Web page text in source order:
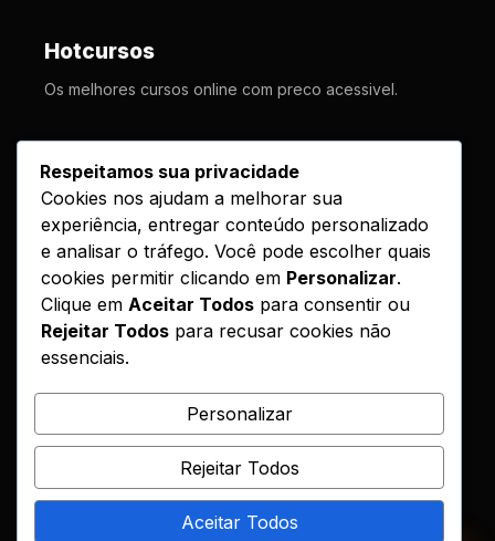
Hotcursos
Os melhores cursos online com preco acessivel.
Cursos
Como Funciona
Contato
Politica de Entrega
LEGAL
DMCA
Encontrou seu curso?
Respeitamos sua privacidade
Cookies nos ajudam a melhorar sua
experiência, entregar conteúdo personalizado
e analisar o tráfego. Você pode escolher quais
cookies permitir clicando em Personalizar.
Clique em Aceitar Todos para consentir ou
Rejeitar Todos para recusar cookies não
essenciais.
Personalizar
Rejeitar Todos
Aceitar Todos